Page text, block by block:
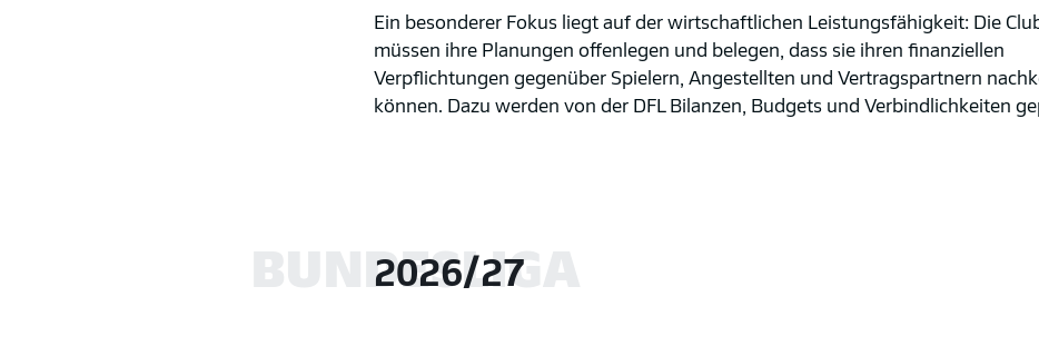
Ein besonderer Fokus liegt auf der wirtschaftlichen Leistungsfähigkeit: Die
müssen ihre Planungen offenlegen und belegen, dass sie ihren finanziellen
Verpflichtungen gegenüber Spielern, Angestellten und Vertragspartnern
können. Dazu werden von der DFL Bilanzen, Budgets und Verbindlichkeiten
2026/27
BUNDESLIGA